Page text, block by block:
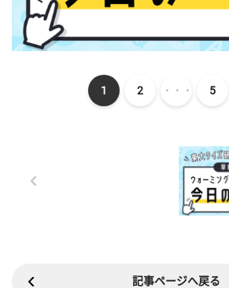
1 2 ・・・ 5
記事ページへ戻る